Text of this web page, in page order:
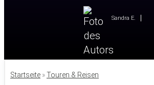
Sandra E.
Startseite »Touren & Reisen